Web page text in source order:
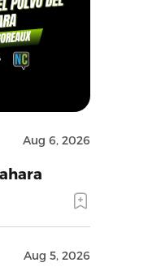
Aug 6, 2026
Aug 5, 2026